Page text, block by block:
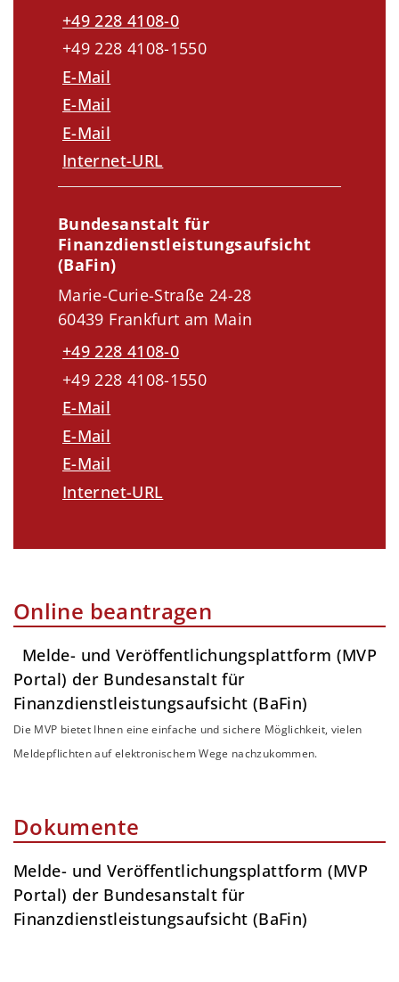
+49 228 4108-0
+49 228 4108-1550
E-Mail
E-Mail
E-Mail
Internet-URL
Bundesanstalt für
Finanzdienstleistungsaufsicht
(BaFin)
Marie-Curie-Straße 24-28
60439 Frankfurt am Main
+49 228 4108-0
+49 228 4108-1550
E-Mail
E-Mail
E-Mail
Internet-URL
Online beantragen
Melde- und Veröffentlichungsplattform (MVP
Portal) der Bundesanstalt für
Finanzdienstleistungsaufsicht (BaFin)
Die MVP bietet Ihnen eine einfache und sichere Möglichkeit, vielen
Meldepflichten auf elektronischem Wege nachzukommen.
Dokumente
Melde- und Veröffentlichungsplattform (MVP
Portal) der Bundesanstalt für
Finanzdienstleistungsaufsicht (BaFin)